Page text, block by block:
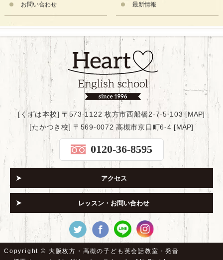
お問い合わせ 最新情報
[くずは本校] 〒573-1122 枚方市西船橋2-7-5-103 [MAP]
[たかつき校] 〒569-0072 高槻市京口町6-4 [MAP]
0120-36-8595
アクセス
レッスン・お問い合わせ
Copyright © 大阪枚方・高槻の子ども英会話教室・発音